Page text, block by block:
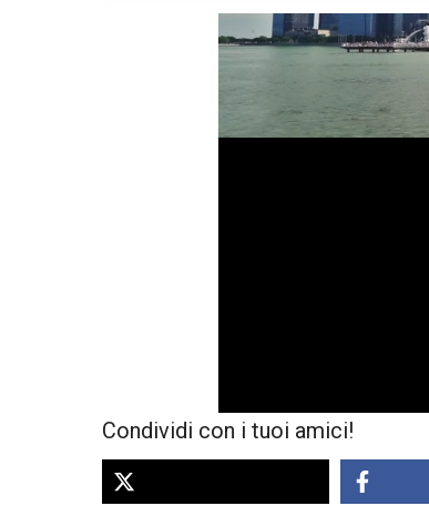
Condividi con i tuoi amici!